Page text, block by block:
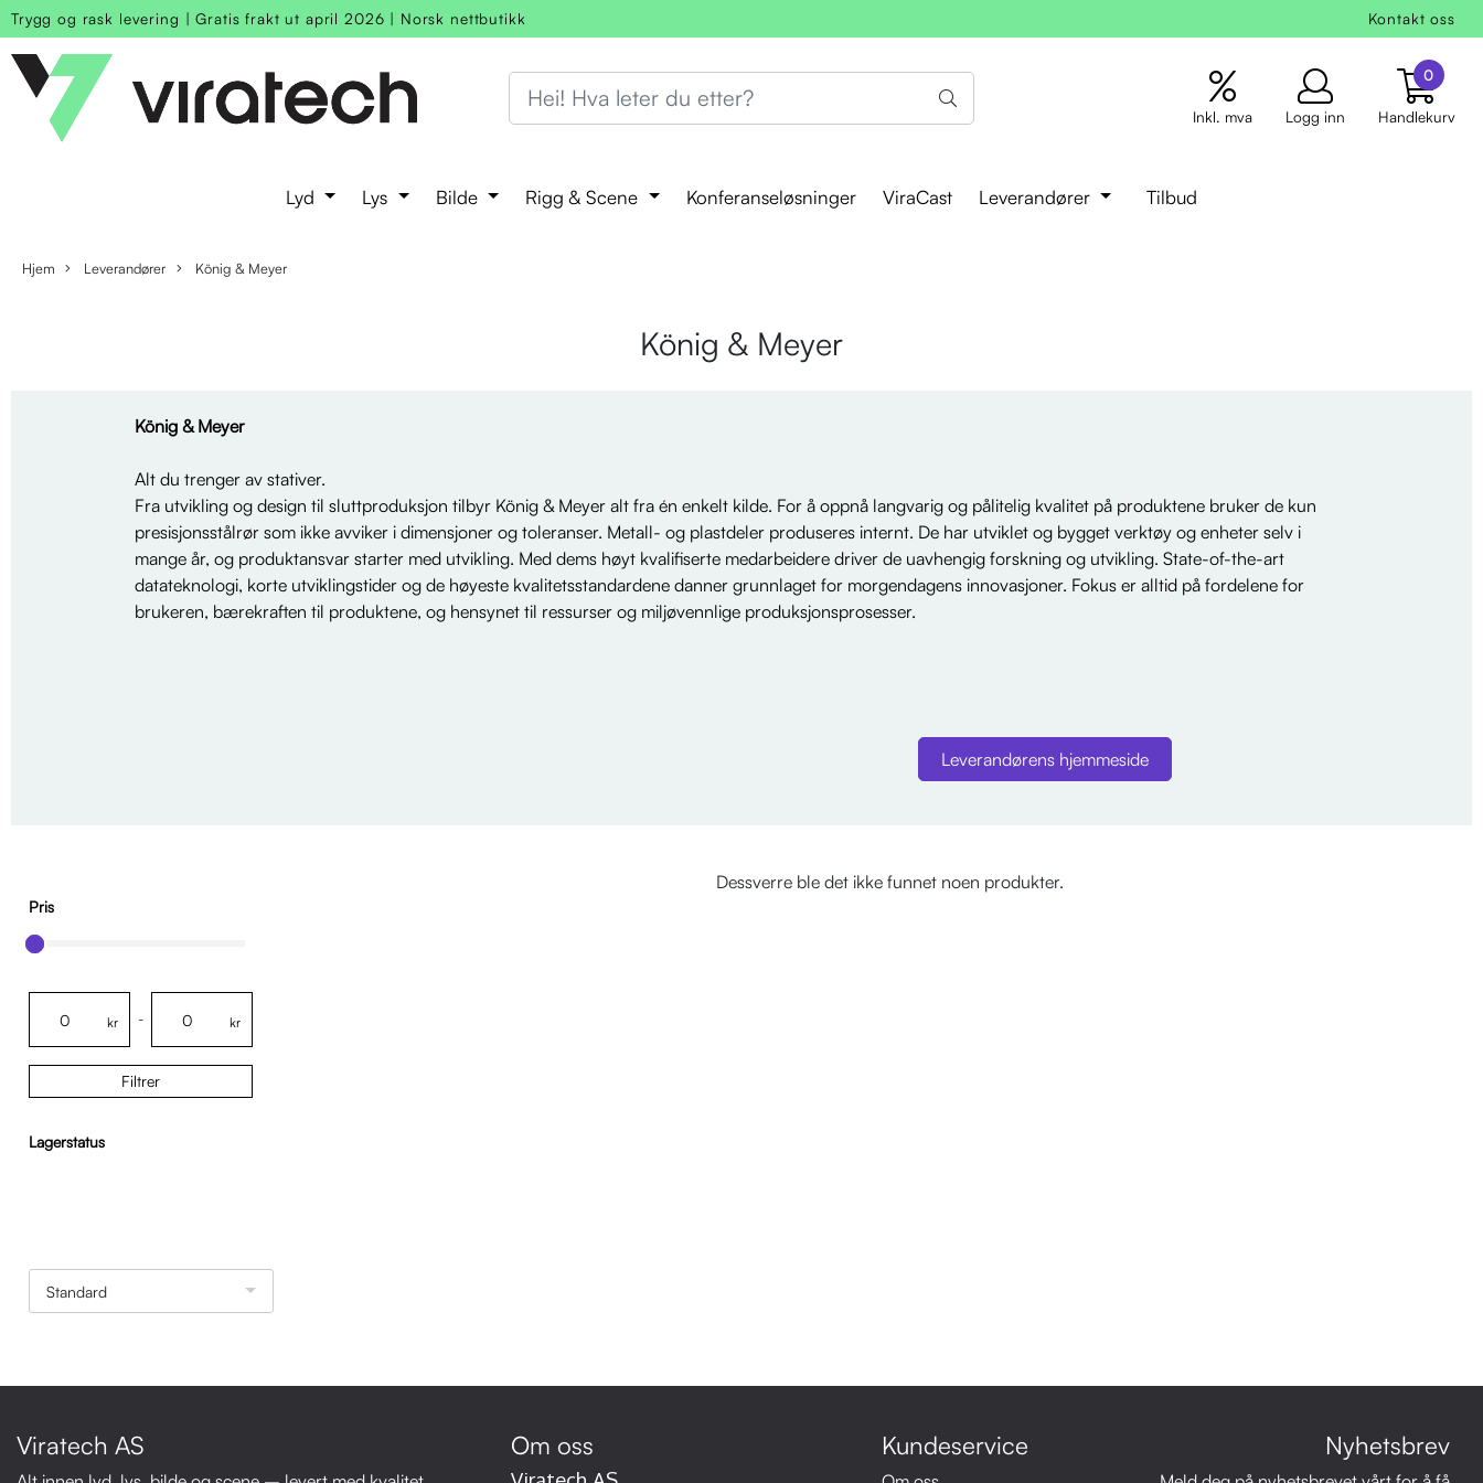
Trygg og rask levering |Gratis frakt ut april 2026 | Norsk nettbutikk Kontakt oss
Inkl. mva Logg inn
0
Handlekurv
Lyd Lys Bilde Rigg & Scene Konferanseløsninger ViraCast Leverandører Tilbud
Hjem Leverandører König & Meyer
König & Meyer
König & Meyer
Alt du trenger av stativer.
Fra utvikling og design til sluttproduksjon tilbyr König & Meyer alt fra én enkelt kilde. For å oppnå langvarig og pålitelig kvalitet på produktene bruker de kun
presisjonsstålrør som ikke avviker i dimensjoner og toleranser. Metall- og plastdeler produseres internt. De har utviklet og bygget verktøy og enheter selv i
mange år, og produktansvar starter med utvikling. Med dems høyt kvalifiserte medarbeidere driver de uavhengig forskning og utvikling. State-of-the-art
datateknologi, korte utviklingstider og de høyeste kvalitetsstandardene danner grunnlaget for morgendagens innovasjoner. Fokus er alltid på fordelene for
brukeren, bærekraften til produktene, og hensynet til ressurser og miljøvennlige produksjonsprosesser.
Leverandørens hjemmeside
Pris
kr - kr
Filtrer
Lagerstatus
Standard
Dessverre ble det ikke funnet noen produkter.
Viratech AS Om oss Kundeservice Nyhetsbrev